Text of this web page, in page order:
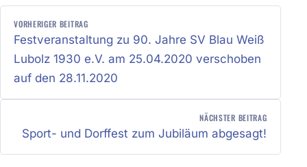
BEITRAGSNAVIGATION
VORHERIGER BEITRAG
Festveranstaltung zu 90. Jahre SV Blau Weiß
Lubolz 1930 e.V. am 25.04.2020 verschoben
auf den 28.11.2020
NÄCHSTER BEITRAG
Sport- und Dorffest zum Jubiläum abgesagt!